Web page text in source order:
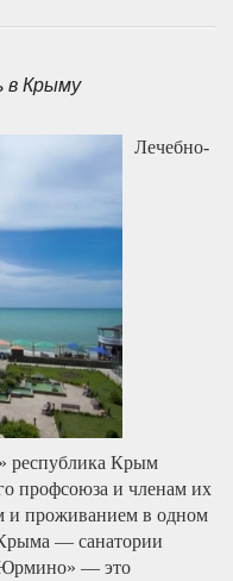
в Крыму
Лечебно-
республика Крым
профсоюза и членам их
и проживанием в одном
— санатории
— это